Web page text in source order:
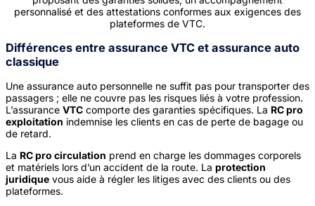
personnalisé et des attestations conformes aux exigences des
plateformes de VTC.
Différences entre assurance VTC et assurance auto
classique
Une assurance auto personnelle ne suffit pas pour transporter des
passagers ; elle ne couvre pas les risques liés à votre profession.
L’assurance VTC comporte des garanties spécifiques. La RC pro
exploitation indemnise les clients en cas de perte de bagage ou
de retard.
La RC pro circulation prend en charge les dommages corporels
et matériels lors d’un accident de la route. La protection
juridique vous aide à régler les litiges avec des clients ou des
plateformes.